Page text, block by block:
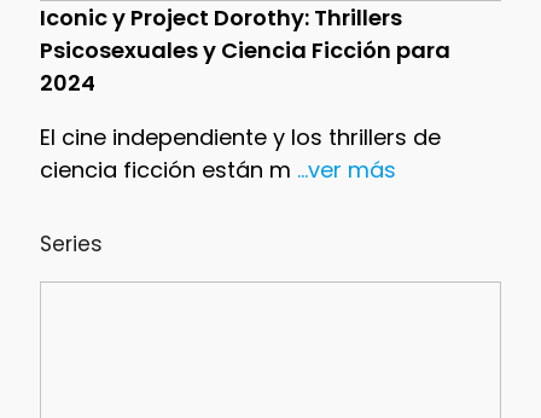
Iconic y Project Dorothy: Thrillers
Psicosexuales y Ciencia Ficción para
2024
El cine independiente y los thrillers de
ciencia ficción están m ...ver más
Series